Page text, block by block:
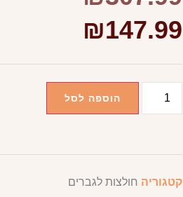
₪147.99
הוספה לסל
קטגוריה חולצות לגברים